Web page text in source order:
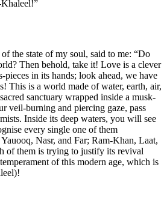
Khaleel!”
the state of my soul, said to me: “Do
Then behold, take it! Love is a clever
pieces in its hands; look ahead, we have
This is a world made of water, earth, air,
sanctuary wrapped inside a musk-
veil-burning and piercing gaze, pass
Inside its deep waters, you will see
every single one of them
Nasr, and Far; Ram-Khan, Laat,
of them is trying to justify its revival
of this modern age, which is